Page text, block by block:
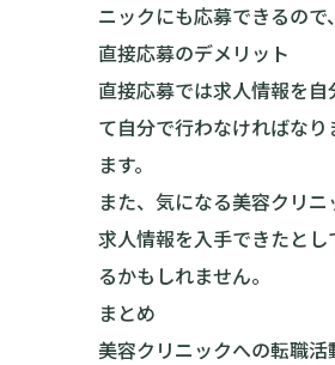
ニックにも応募できるので
直接応募のデメリット
直接応募では求人情報を
て自分で行わなければな
ます。
また、気になる美容クリ
求人情報を入手できたと
るかもしれません。
まとめ
美容クリニックへの転職